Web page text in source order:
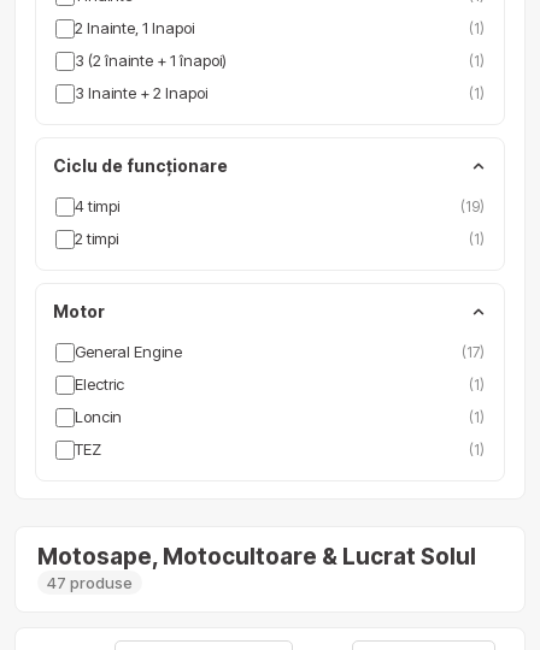
2 Inainte, 1 Inapoi (1)
3 (2 înainte + 1 înapoi) (1)
3 Inainte + 2 Inapoi (1)
Ciclu de funcţionare
4 timpi (19)
2 timpi (1)
Motor
General Engine (17)
Electric (1)
Loncin (1)
TEZ (1)
Motosape, Motocultoare & Lucrat Solul
47 produse